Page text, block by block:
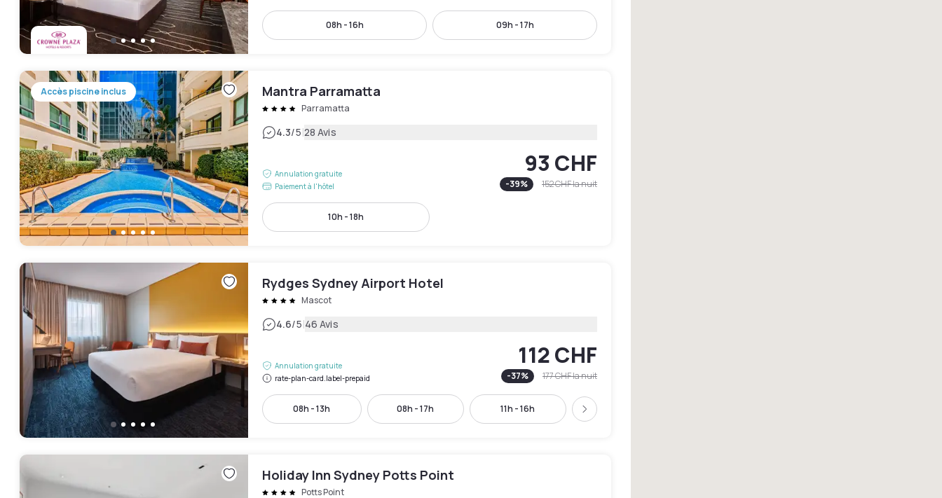
08h - 16h 09h - 17h
Accès piscine inclus Mantra Parramatta
Parramatta
4.3/5|28 Avis
Annulation gratuite
Paiement à l'hôtel
93 CHF
-39% 152 CHFla nuit
10h - 18h
Rydges Sydney Airport Hotel
Mascot
4.6/5|46 Avis
Annulation gratuite
rate-plan-card.label-prepaid
112 CHF
-37% 177 CHFla nuit
08h - 13h 08h - 17h 11h - 16h Suivant
Holiday Inn Sydney Potts Point
Potts Point